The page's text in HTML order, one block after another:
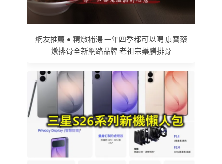
網友推薦 • 精燉補湯 一年四季都可以喝 康寶藥
燉排骨全新網路品牌 老祖宗藥膳排骨